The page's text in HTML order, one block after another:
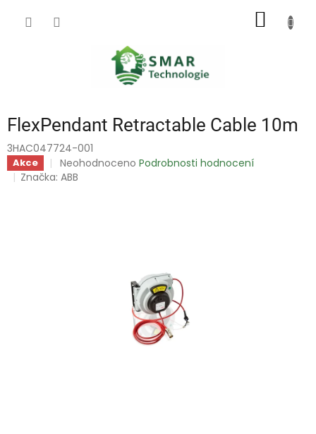
FlexPendant Retractable Cable 10m
3HAC047724-001
Akce
Průměrné
hodnocení
Neohodnoceno Podrobnosti hodnocení
Značka:ABB